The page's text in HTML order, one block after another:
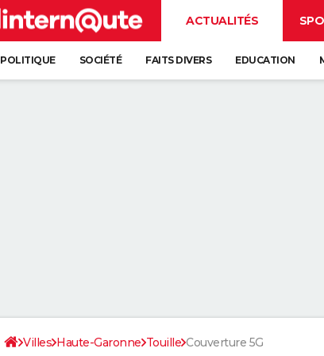
ACTUALITÉS
POLITIQUE SOCIÉTÉ FAITS DIVERS EDUCATION
Villes Haute-Garonne Touille Couverture 5G